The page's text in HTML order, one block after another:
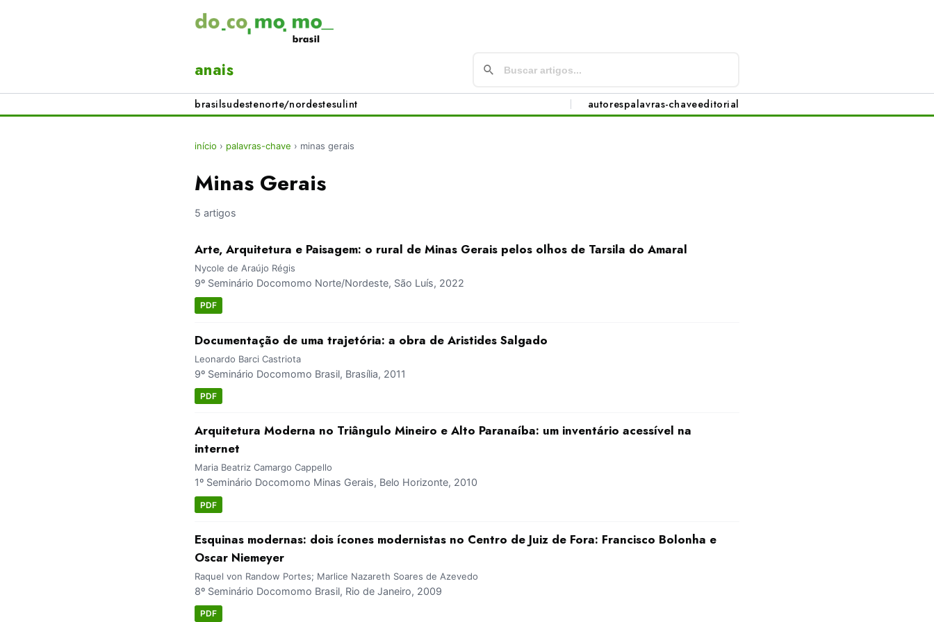
anais
brasilsudestenorte/nordestesulint autorespalavras-chaveeditorial
início › palavras-chave › minas gerais
Minas Gerais
5 artigos
Arte, Arquitetura e Paisagem: o rural de Minas Gerais pelos olhos de Tarsila do Amaral
Nycole de Araújo Régis
9º Seminário Docomomo Norte/Nordeste, São Luís, 2022
PDF
Documentação de uma trajetória: a obra de Aristides Salgado
Leonardo Barci Castriota
9º Seminário Docomomo Brasil, Brasília, 2011
PDF
Arquitetura Moderna no Triângulo Mineiro e Alto Paranaíba: um inventário acessível na
internet
Maria Beatriz Camargo Cappello
1º Seminário Docomomo Minas Gerais, Belo Horizonte, 2010
PDF
Esquinas modernas: dois ícones modernistas no Centro de Juiz de Fora: Francisco Bolonha e
Oscar Niemeyer
Raquel von Randow Portes; Marlice Nazareth Soares de Azevedo
8º Seminário Docomomo Brasil, Rio de Janeiro, 2009
PDF